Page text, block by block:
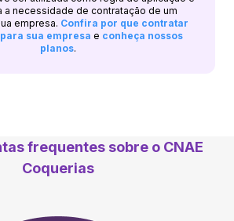
a necessidade de contratação de um
empresa. Confira por que contratar
sua empresa e conheça nossos
planos.
frequentes sobre o CNAE
Coquerias